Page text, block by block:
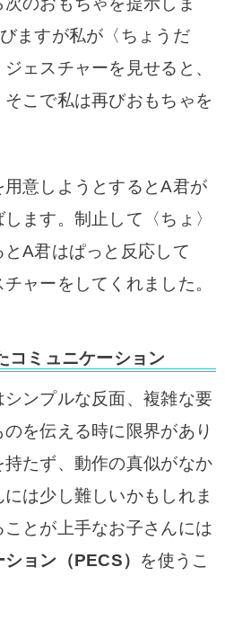
ますが私が〈ちょうだ
ェスチャーを見せると、
こで私は再びおもちゃを
意しようとするとA君が
ます。制止して〈ちょ〉
A君はぱっと反応して
ャーをしてくれました。
コミュニケーション
ンプルな反面、複雑な要
を伝える時に限界があり
たず、動作の真似がなか
は少し難しいかもしれま
とが上手なお子さんには
ョン（PECS） を使うこ